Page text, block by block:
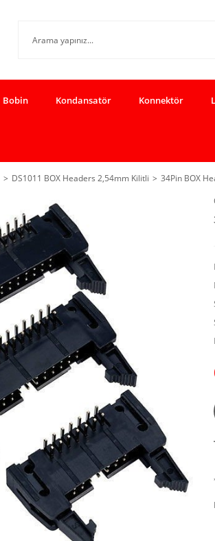
Bobin Kondansatör Konnektör
DS1011 BOX Headers 2,54mm Kilitli
34Pin BOX